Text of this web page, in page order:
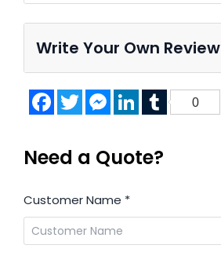
Write Your Own Review
FacebookTwitterMessenger
LinkedInTumblr
0
Need a Quote?
Customer Name *